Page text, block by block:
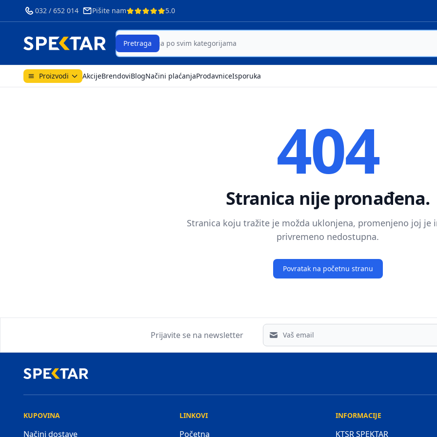
032 / 652 014 Pišite nam 5.0
Search
Pretraga
Proizvodi AkcijeBrendoviBlogNačini plaćanjaProdavniceIsporuka
404
Stranica nije pronađena.
Stranica koju tražite je možda uklonjena, promenjeno joj je
privremeno nedostupna.
Povratak na početnu stranu
Prijavite se na newsletter
Email address
KUPOVINA
Načini dostave
LINKOVI
Početna
INFORMACIJE
KTSR SPEKTAR